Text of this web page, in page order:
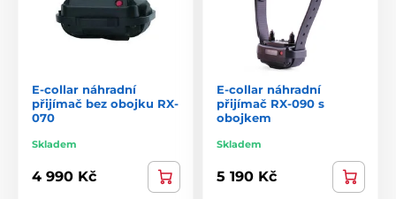
E-collar náhradní
přijímač bez obojku RX-
070
Skladem
4 990 Kč
E-collar náhradní
přijímač RX-090 s
obojkem
Skladem
5 190 Kč